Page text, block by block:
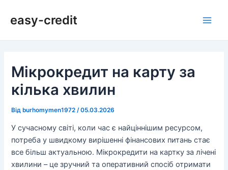
easy-credit
Мікрокредит на карту за
кілька хвилин
Відburhomymen1972 /05.03.2026
У сучасному світі, коли час є найціннішим ресурсом,
потреба у швидкому вирішенні фінансових питань стає
все більш актуальною. Мікрокредити на картку за лічені
хвилини – це зручний та оперативний спосіб отримати
по